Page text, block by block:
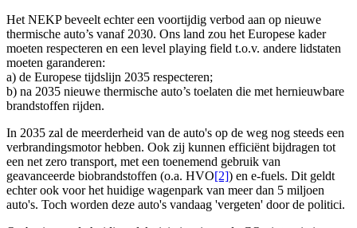
Het NEKP beveelt echter een voortijdig verbod aan op nieuwe
thermische auto’s vanaf 2030. Ons land zou het Europese kader
moeten respecteren en een level playing field t.o.v. andere lidstaten
moeten garanderen:
a) de Europese tijdslijn 2035 respecteren;
b) na 2035 nieuwe thermische auto’s toelaten die met hernieuwbare
brandstoffen rijden.
In 2035 zal de meerderheid van de auto's op de weg nog steeds een
verbrandingsmotorhebben. Ook zij kunnen efficiënt bijdragen tot
een net zero transport, met een toenemend gebruik van
geavanceerde biobrandstoffen (o.a. HVO[2]) en e-fuels. Dit geldt
echter ook voor het huidige wagenpark van meer dan 5 miljoen
auto's. Toch worden deze auto's vandaag 'vergeten' door de politici.